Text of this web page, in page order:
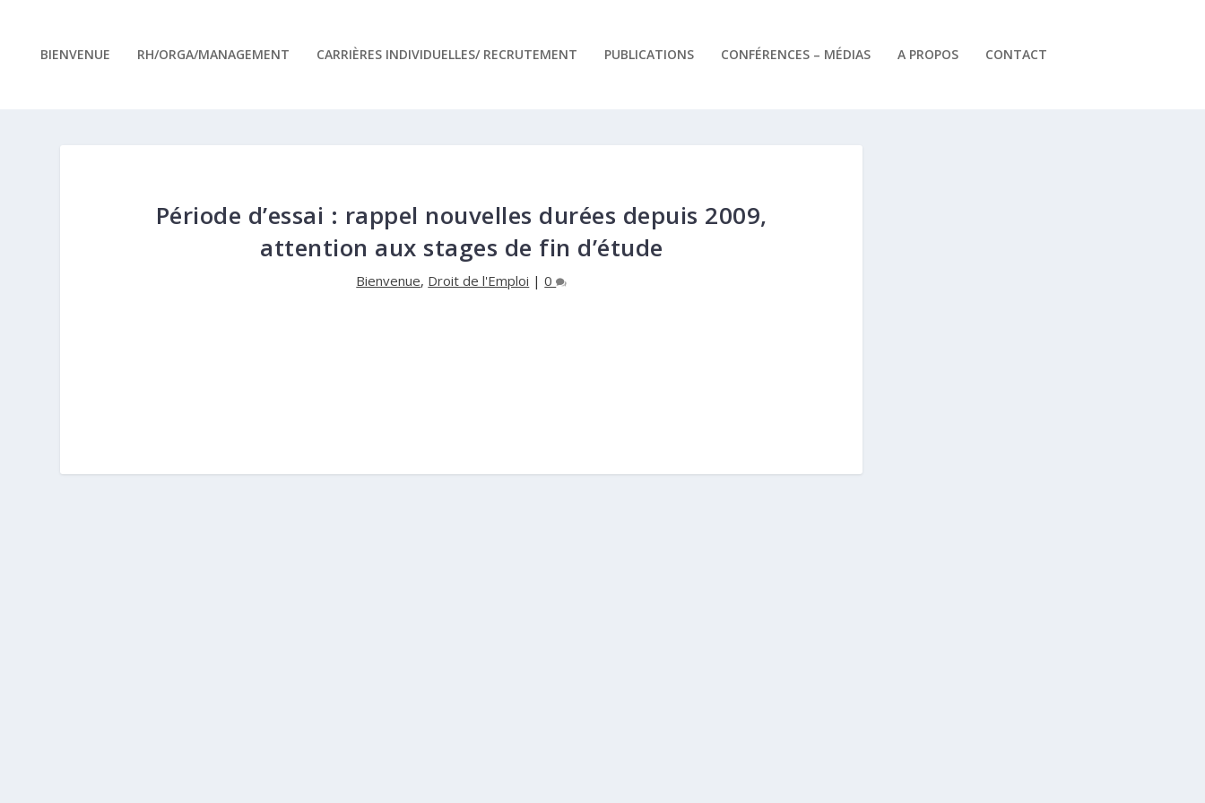
BIENVENUE RH/ORGA/MANAGEMENT CARRIÈRES INDIVIDUELLES/ RECRUTEMENT PUBLICATIONS CONFÉRENCES – MÉDIAS A PROPOS CONTACT
Période d’essai : rappel nouvelles durées depuis 2009,
attention aux stages de fin d’étude
Bienvenue, Droit de l'Emploi |0